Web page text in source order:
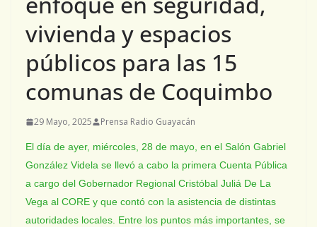
vivienda y espacios
públicos para las 15
comunas de Coquimbo
29 Mayo, 2025 Prensa Radio Guayacán
El día de ayer, miércoles, 28 de mayo, en el Salón Gabriel
González Videla se llevó a cabo la primera Cuenta Pública
a cargo del Gobernador Regional Cristóbal Juliá De La
Vega al CORE y que contó con la asistencia de distintas
autoridades locales. Entre los puntos más importantes, se